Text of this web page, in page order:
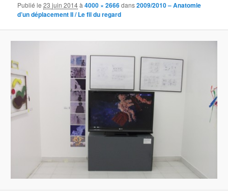
Publié le23 juin 2014à4000 × 2666dans2009/2010 – Anatomie
d’un déplacement II / Le fil du regard